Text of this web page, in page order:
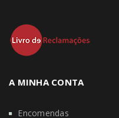
A MINHA CONTA
Encomendas